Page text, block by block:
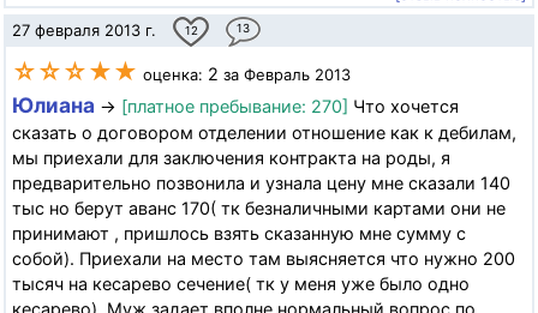
27 февраля 2013 г. 12 13
☆☆☆★★ оценка: 2 за Февраль 2013
Юлиана → [платное пребывание: 270] Что хочется
сказать о договором отделении отношение как к дебилам,
мы приехали для заключения контракта на роды, я
предварительно позвонила и узнала цену мне сказали 140
тыс но берут аванс 170( тк безналичными картами они не
принимают , пришлось взять сказанную мне сумму с
собой). Приехали на место там выясняется что нужно 200
тысяч на кесарево сечение( тк у меня уже было одно
кесарево). Муж задает вполне нормальный вопрос по